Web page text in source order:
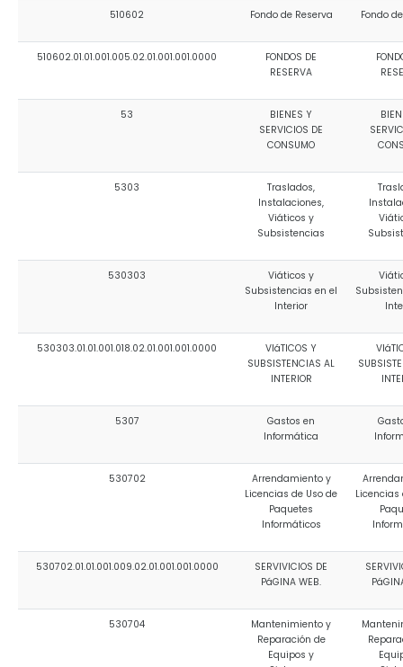
510602 Fondo de Reserva Fondo
510602.01.01.001.005.02.01.001.001.0000
FONDOS DE
RESERVA
53
BIENES Y
SERVICIOS DE
CONSUMO
5303
Traslados,
Instalaciones,
Viáticos y
Subsistencias
530303
Viáticos y
Subsistencias en el
Interior
530303.01.01.001.018.02.01.001.001.0000
VIáTICOS Y
SUBSISTENCIAS AL
INTERIOR
5307
Gastos en
Informática
530702
Arrendamiento y
Licencias de Uso de
Paquetes
Informáticos
Licencias
530702.01.01.001.009.02.01.001.001.0000
SERVIVICIOS DE
PáGINA WEB.
530704
Mantenimiento y
Reparación de
Equipos y